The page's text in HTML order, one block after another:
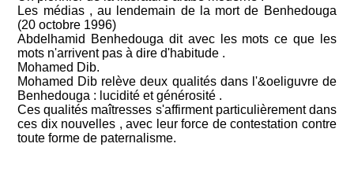
Les médias , au lendemain de la mort de Benhedouga
(20 octobre 1996)
Abdelhamid Benhedouga dit avec les mots ce que les
mots n'arrivent pas à dire d'habitude .
Mohamed Dib.
Mohamed Dib relève deux qualités dans l'&oeliguvre de
Benhedouga : lucidité et générosité .
Ces qualités maîtresses s'affirment particulièrement dans
ces dix nouvelles , avec leur force de contestation contre
toute forme de paternalisme.